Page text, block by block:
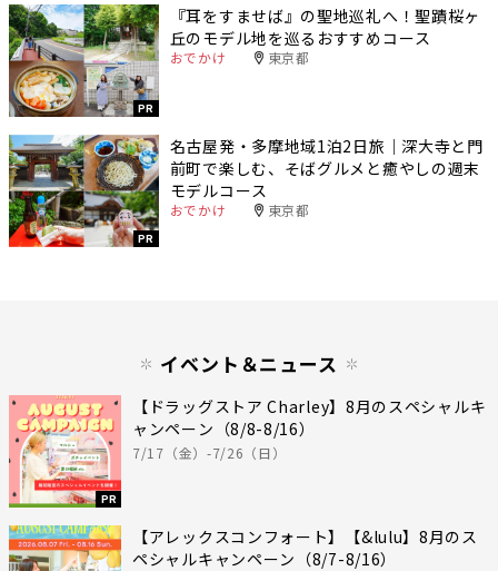
PR
『耳をすませば』の聖地巡礼へ！聖蹟桜ヶ
丘のモデル地を巡るおすすめコース
おでかけ 東京都
PR
名古屋発・多摩地域1泊2日旅｜深大寺と門
前町で楽しむ、そばグルメと癒やしの週末
モデルコース
おでかけ 東京都
イベント＆ニュース
PR
【ドラッグストア Charley】8月のスペシャルキ
ャンペーン（8/8-8/16）
7/17（金）-7/26（日）
【アレックスコンフォート】【&lulu】8月のス
ペシャルキャンペーン（8/7-8/16）